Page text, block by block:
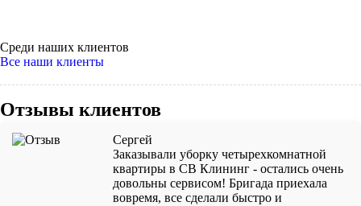
Среди наших клиентов
Все наши клиенты
Отзывы клиентов
Сергей
Заказывали уборку четырехкомнатной
квартиры в СВ Клининг - остались очень
довольны сервисом! Бригада приехала
вовремя, все сделали быстро и